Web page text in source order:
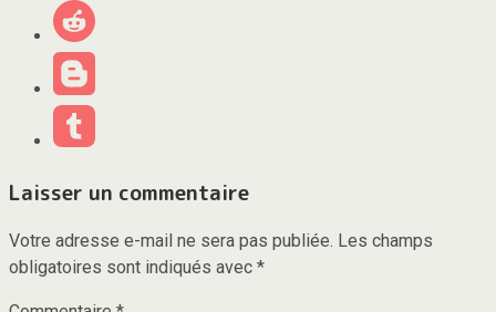
Laisser un commentaire
Votre adresse e-mail ne sera pas publiée. Les champs
obligatoires sont indiqués avec *